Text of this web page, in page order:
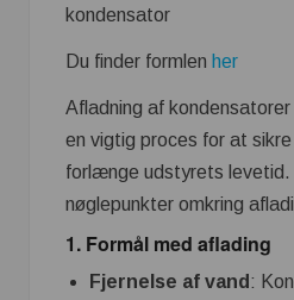
kondensator
Du finder formlen her
Afladning af
en vigtig proces for at
forlænge udstyrets levetid.
nøglepunkter omkring
1. Formål med aflading
Fjernelse af vand :